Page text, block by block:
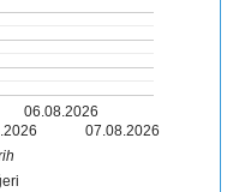
06.08.2026
07.08.2026